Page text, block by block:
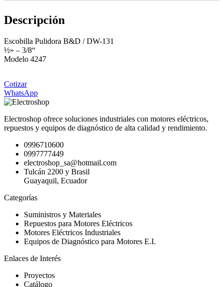
Descripción
Escobilla Pulidora B&D / DW-131
½» – 3/8“
Modelo 4247
Cotizar
WhatsApp
Electroshop ofrece soluciones industriales con motores eléctricos,
repuestos y equipos de diagnóstico de alta calidad y rendimiento.
0996710600
0997777449
electroshop_sa@hotmail.com
Tulcán 2200 y Brasil
Guayaquil, Ecuador
Categorías
Suministros y Materiales
Repuestos para Motores Eléctricos
Motores Eléctricos Industriales
Equipos de Diagnóstico para Motores E.I.
Enlaces de Interés
Proyectos
Catálogo